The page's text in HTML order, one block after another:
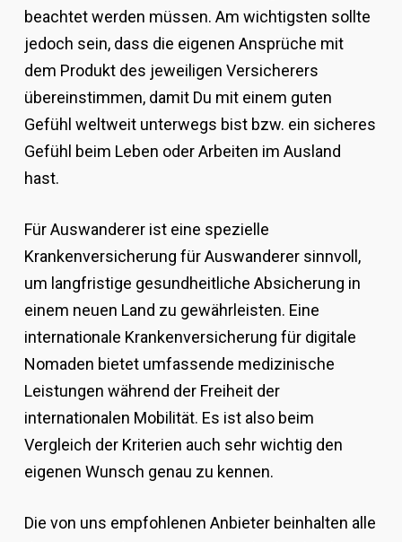
beachtet werden müssen. Am wichtigsten sollte
jedoch sein, dass die eigenen Ansprüche mit
dem Produkt des jeweiligen Versicherers
übereinstimmen, damit Du mit einem guten
Gefühl weltweit unterwegs bist bzw. ein sicheres
Gefühl beim Leben oder Arbeiten im Ausland
hast.
Für Auswanderer ist eine spezielle
Krankenversicherung für Auswanderer sinnvoll,
um langfristige gesundheitliche Absicherung in
einem neuen Land zu gewährleisten. Eine
internationale Krankenversicherung für digitale
Nomaden bietet umfassende medizinische
Leistungen während der Freiheit der
internationalen Mobilität. Es ist also beim
Vergleich der Kriterien auch sehr wichtig den
eigenen Wunsch genau zu kennen.
Die von uns empfohlenen Anbieter beinhalten alle